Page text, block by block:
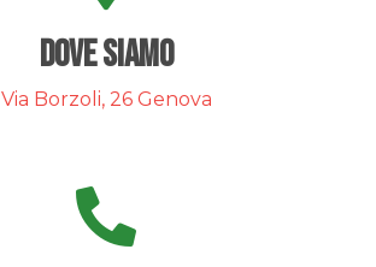
Dove siamo
Via Borzoli, 26 Genova